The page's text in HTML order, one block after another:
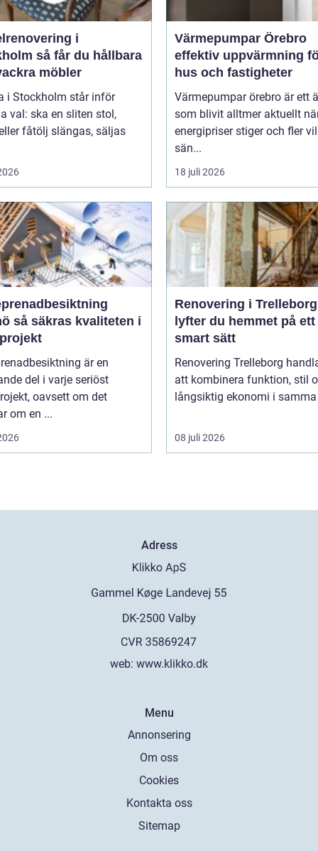
i
du hållbara
möbler
i Stockholm står inför
val: ska en sliten stol,
fåtölj slängas, säljas
Värmepumpar Örebro
effektiv uppvärmning
hus och fastigheter
Värmepumpar örebro är ett
som blivit alltmer aktuellt
energipriser stiger och fler
sän...
18 juli 2026
i
är en
del i varje seriöst
oavsett om det
om en ...
Renovering i
lyfter du hemmet på ett
smart sätt
Renovering Trelleborg
att kombinera funktion, stil
långsiktig ekonomi i samma
08 juli 2026
Adress
web: www.klikko.dk
Menu
Annonsering
Om oss
Cookies
Kontakta oss
Sitemap